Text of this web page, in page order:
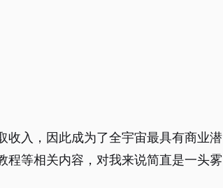
收入，因此成为了全宇宙最具有商业潜
程等相关内容，对我来说简直是一头雾